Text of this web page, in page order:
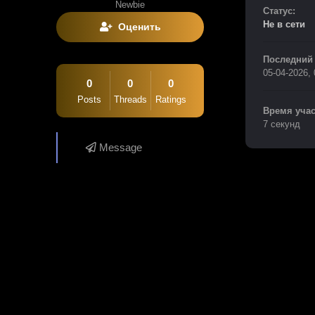
Newbie
Оценить
0
Posts
0
Threads
0
Ratings
Message
Статус:
Не в сети
Последний
05-04-2026,
Время
7 секунд